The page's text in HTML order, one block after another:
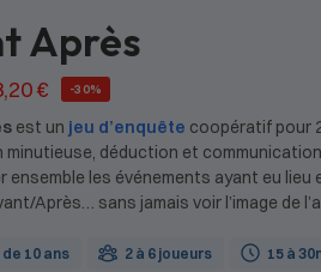
Après
€ -30%
est un jeu d’enquête coopératif pour
minutieuse, déduction et
ensemble les événements ayant eu lieu
Après… sans jamais voir l’image de
10 ans 2 à 6 joueurs 15 à